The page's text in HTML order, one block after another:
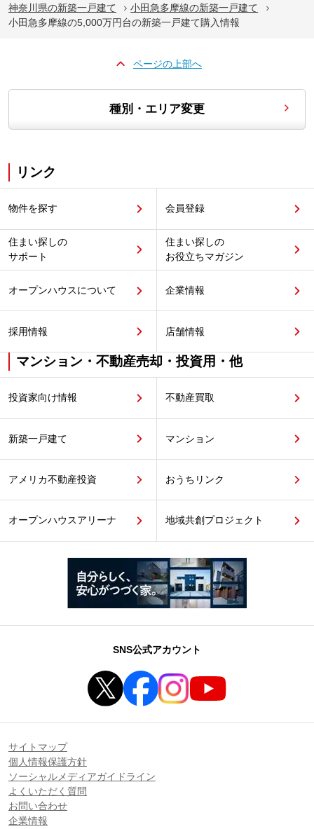
神奈川県の新築一戸建て
小田急多摩線の新築一戸建て
小田急多摩線の5,000万円台の新築一戸建て購入情報
ページの上部へ
種別・エリア変更
リンク
物件を探す 会員登録
住まい探しの
サポート
住まい探しの
お役立ちマガジン
オープンハウスについて 企業情報
採用情報 店舗情報
マンション・不動産売却・投資用・他
投資家向け情報 不動産買取
新築一戸建て マンション
アメリカ不動産投資 おうちリンク
オープンハウスアリーナ 地域共創プロジェクト
SNS公式アカウント
サイトマップ
個人情報保護方針
ソーシャルメディアガイドライン
よくいただく質問
お問い合わせ
企業情報